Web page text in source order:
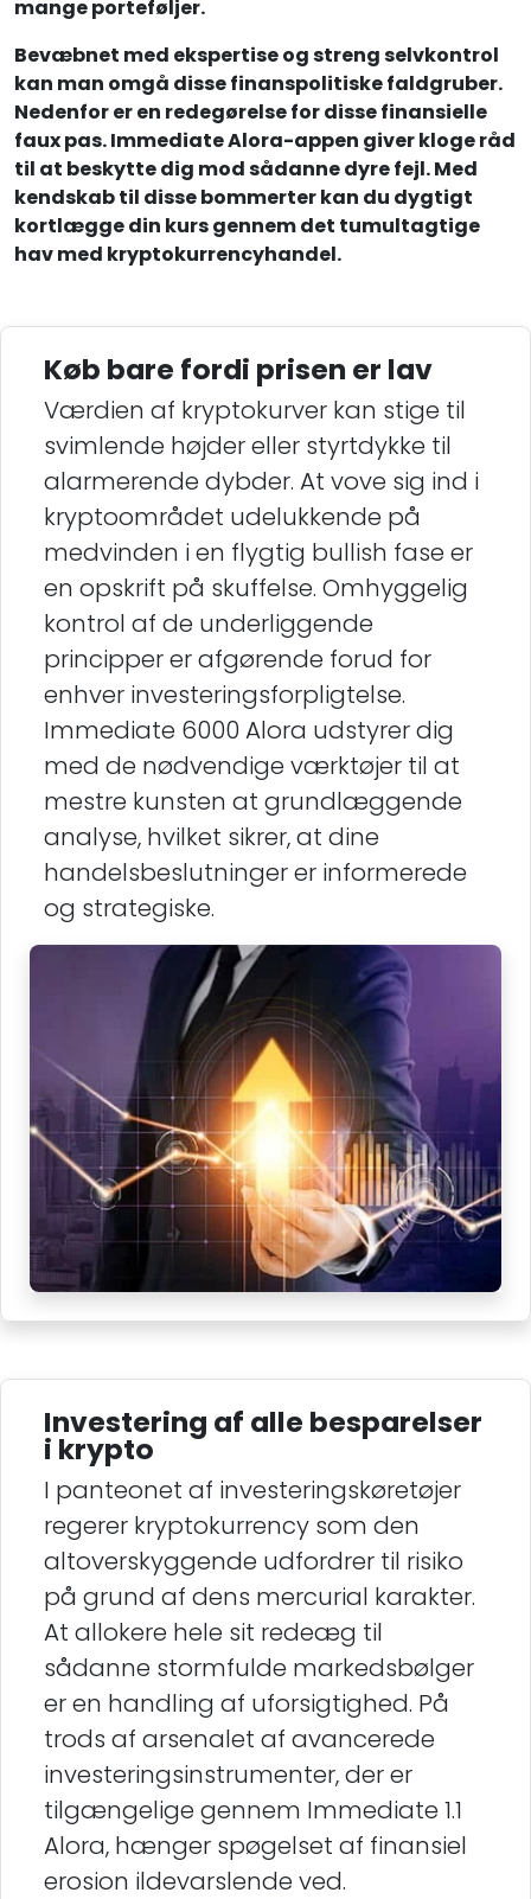
mange porteføljer.
Bevæbnet med ekspertise og streng selvkontrol
kan man omgå disse finanspolitiske faldgruber.
Nedenfor er en redegørelse for disse finansielle
faux pas. Immediate Alora-appen giver kloge råd
til at beskytte dig mod sådanne dyre fejl. Med
kendskab til disse bommerter kan du dygtigt
kortlægge din kurs gennem det tumultagtige
hav med kryptokurrencyhandel.
Køb bare fordi prisen er lav
Værdien af kryptokurver kan stige til
svimlende højder eller styrtdykke til
alarmerende dybder. At vove sig ind i
kryptoområdet udelukkende på
medvinden i en flygtig bullish fase er
en opskrift på skuffelse. Omhyggelig
kontrol af de underliggende
principper er afgørende forud for
enhver investeringsforpligtelse.
Immediate 6000 Alora udstyrer dig
med de nødvendige værktøjer til at
mestre kunsten at grundlæggende
analyse, hvilket sikrer, at dine
handelsbeslutninger er informerede
og strategiske.
Investering af alle besparelser
i krypto
I panteonet af investeringskøretøjer
regerer kryptokurrency som den
altoverskyggende udfordrer til risiko
på grund af dens mercurial karakter.
At allokere hele sit redeæg til
sådanne stormfulde markedsbølger
er en handling af uforsigtighed. På
trods af arsenalet af avancerede
investeringsinstrumenter, der er
tilgængelige gennem Immediate 1.1
Alora, hænger spøgelset af finansiel
erosion ildevarslende ved.